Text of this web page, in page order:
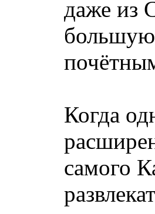
даже из
большую
Когда
самого